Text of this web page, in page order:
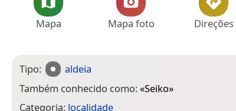
Mapa Mapa foto Direções
Tipo:
aldeia
Também conhecido como:«Seiko»
Categoria: localidade